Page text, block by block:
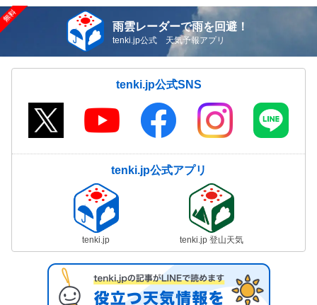
雨雲レーダーで雨を回避！
tenki.jp公式 天気予報アプリ
tenki.jp公式SNS
tenki.jp公式アプリ
tenki.jp tenki.jp 登山天気